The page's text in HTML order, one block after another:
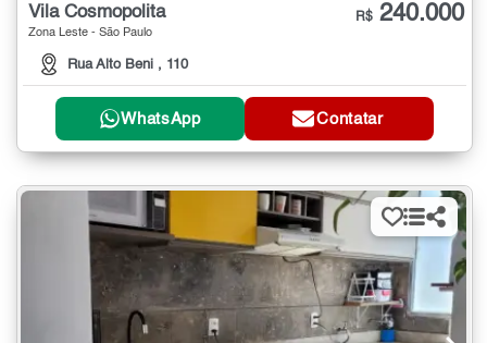
Vila Cosmopolita
Zona Leste - São Paulo
Rua Alto Beni , 110
R$ 240.000
WhatsApp Contatar